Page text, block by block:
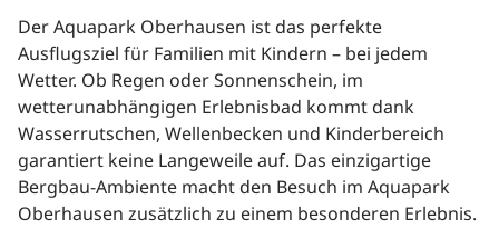
Der Aquapark Oberhausen ist das perfekte
Ausflugsziel für Familien mit Kindern – bei jedem
Wetter. Ob Regen oder Sonnenschein, im
wetterunabhängigen Erlebnisbad kommt dank
Wasserrutschen, Wellenbecken und Kinderbereich
garantiert keine Langeweile auf. Das einzigartige
Bergbau-Ambiente macht den Besuch im Aquapark
Oberhausen zusätzlich zu einem besonderen Erlebnis.